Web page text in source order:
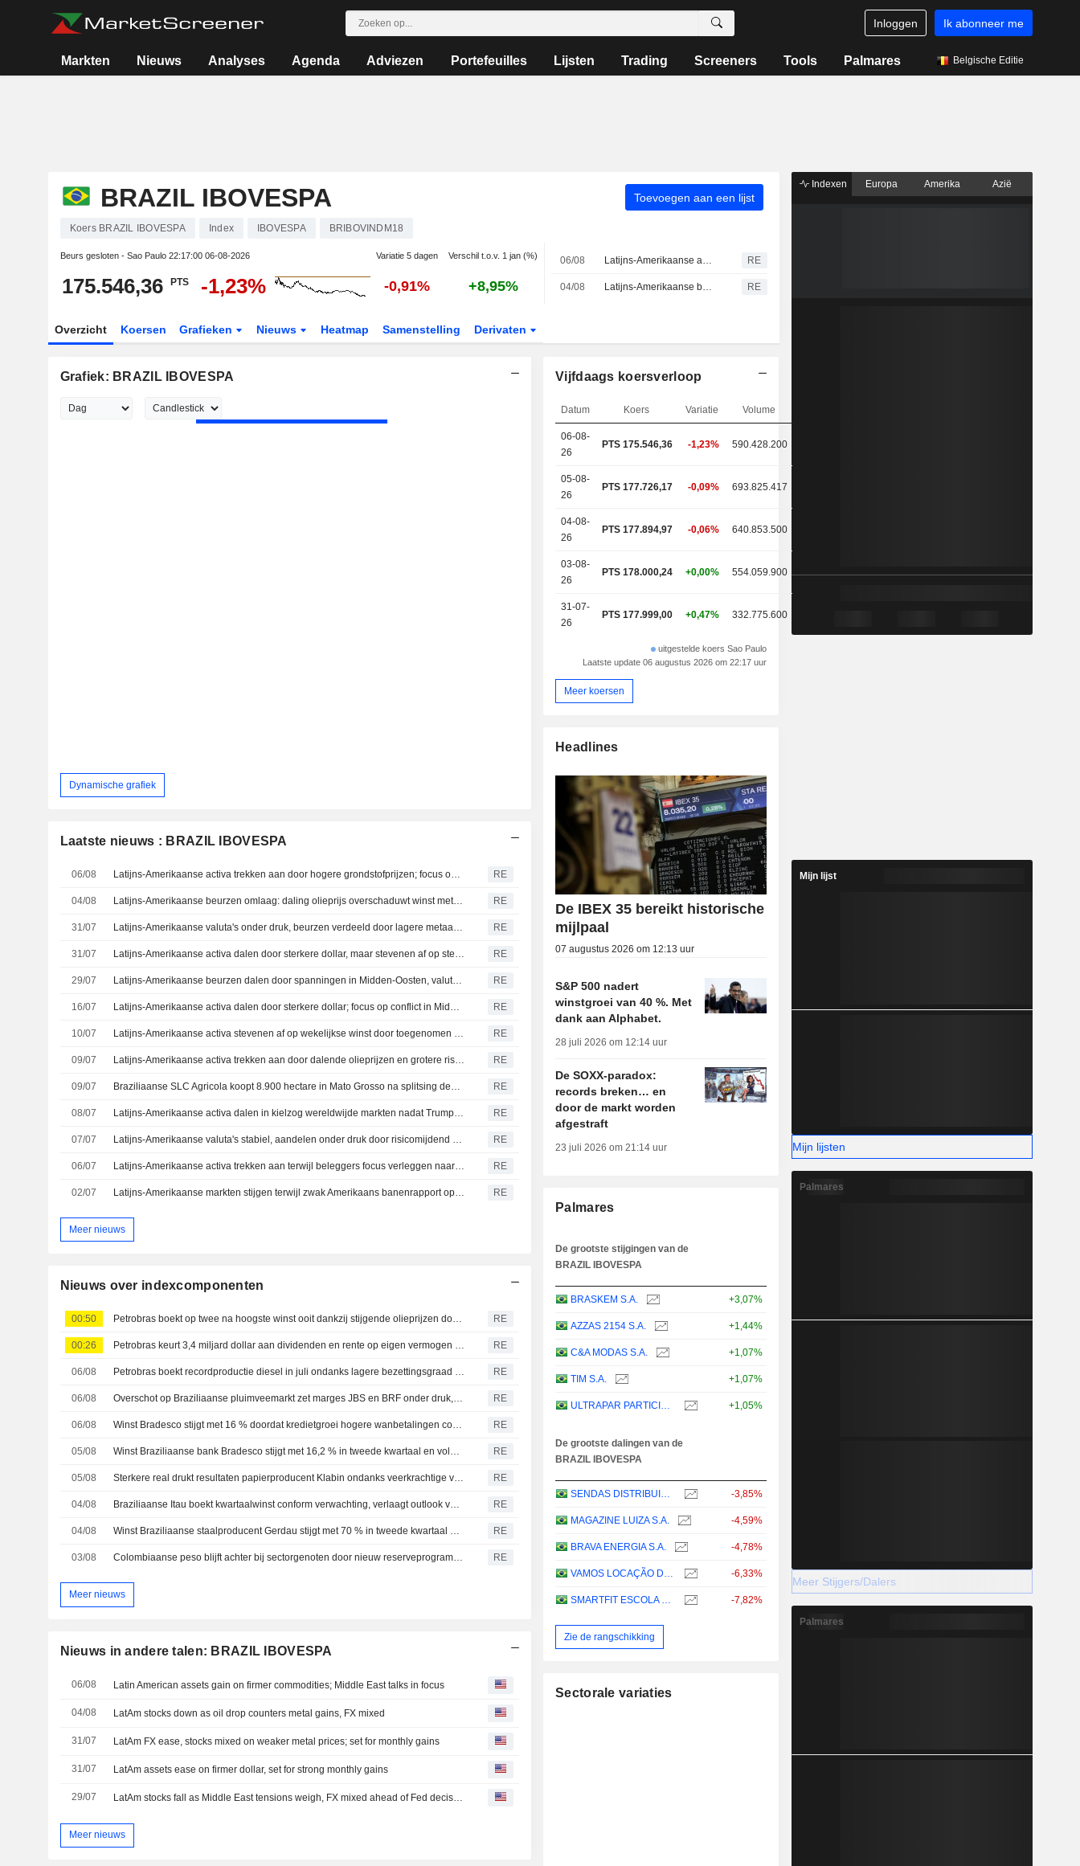
Inloggen Ik abonneer me
Markten Nieuws Analyses Agenda Adviezen Portefeuilles Lijsten Trading Screeners Tools Palmares Belgische Editie
BRAZIL IBOVESPA Toevoegen aan een lijst
Koers BRAZIL IBOVESPA Index IBOVESPA BRIBOVINDM18
Beurs gesloten - Sao Paulo 22:17:00 06-08-2026 Variatie 5 dagen Verschil t.o.v. 1 jan (%)
175.546,36 PTS -1,23% -0,91% +8,95%
06/08 Latijns-Amerikaanse activa trekken aan door hogere grondstofprijzen; focus op gesprekken in het Midden-Oosten RE
04/08 Latijns-Amerikaanse beurzen omlaag: daling olieprijs overschaduwt winst metalen RE
Overzicht Koersen Grafieken Nieuws Heatmap Samenstelling Derivaten
Grafiek: BRAZIL IBOVESPA
Dynamische grafiek
Laatste nieuws : BRAZIL IBOVESPA
06/08 Latijns-Amerikaanse activa trekken aan door hogere grondstofprijzen; focus op gesprekken in het Midden-Oosten RE
04/08 Latijns-Amerikaanse beurzen omlaag: daling olieprijs overschaduwt winst metalen RE
31/07 Latijns-Amerikaanse valuta's onder druk, beurzen verdeeld door lagere metaalprijzen; maandwinsten in zicht RE
31/07 Latijns-Amerikaanse activa dalen door sterkere dollar, maar stevenen af op sterke maandwinsten RE
29/07 Latijns-Amerikaanse beurzen dalen door spanningen in Midden-Oosten, valuta's verdeeld in afwachting van Fed-besluit RE
16/07 Latijns-Amerikaanse activa dalen door sterkere dollar; focus op conflict in Midden-Oosten RE
10/07 Latijns-Amerikaanse activa stevenen af op wekelijkse winst door toegenomen risicobereidheid RE
09/07 Latijns-Amerikaanse activa trekken aan door dalende olieprijzen en grotere risicobereidheid RE
09/07 Braziliaanse SLC Agricola koopt 8.900 hectare in Mato Grosso na splitsing deal met Cosan RE
08/07 Latijns-Amerikaanse activa dalen in kielzog wereldwijde markten nadat Trump Iran-deal beëindigt RE
07/07 Latijns-Amerikaanse valuta's stabiel, aandelen onder druk door risicomijdend sentiment RE
06/07 Latijns-Amerikaanse activa trekken aan terwijl beleggers focus verleggen naar rentebesluiten RE
02/07 Latijns-Amerikaanse markten stijgen terwijl zwak Amerikaans banenrapport op dollar weegt RE
Meer nieuws
Nieuws over indexcomponenten
00:50 Petrobras boekt op twee na hoogste winst ooit dankzij stijgende olieprijzen door conflict in Midden-Oosten RE
00:26 Petrobras keurt 3,4 miljard dollar aan dividenden en rente op eigen vermogen goed RE
06/08 Petrobras boekt recordproductie diesel in juli ondanks lagere bezettingsgraad raffinaderijen RE
06/08 Overschot op Braziliaanse pluimveemarkt zet marges JBS en BRF onder druk, aldus JPMorgan RE
06/08 Winst Bradesco stijgt met 16 % doordat kredietgroei hogere wanbetalingen compenseert RE
05/08 Winst Braziliaanse bank Bradesco stijgt met 16,2 % in tweede kwartaal en voldoet aan verwachtingen RE
05/08 Sterkere real drukt resultaten papierproducent Klabin ondanks veerkrachtige vraag RE
04/08 Braziliaanse Itau boekt kwartaalwinst conform verwachting, verlaagt outlook voor provisies en verzekeringen RE
04/08 Winst Braziliaanse staalproducent Gerdau stijgt met 70 % in tweede kwartaal en voldoet aan verwachtingen RE
03/08 Colombiaanse peso blijft achter bij sectorgenoten door nieuw reserveprogramma van 4 miljard dollar RE
Meer nieuws
Nieuws in andere talen: BRAZIL IBOVESPA
06/08 Latin American assets gain on firmer commodities; Middle East talks in focus
04/08 LatAm stocks down as oil drop counters metal gains, FX mixed
31/07 LatAm FX ease, stocks mixed on weaker metal prices; set for monthly gains
31/07 LatAm assets ease on firmer dollar, set for strong monthly gains
29/07
Meer nieuws
Vijfdaags koersverloop
Datum Koers Variatie Volume
06-08-
26
PTS 175.546,36 -1,23% 590.428.200
05-08-
26
PTS 177.726,17 -0,09% 693.825.417
04-08-
26
PTS 177.894,97 -0,06% 640.853.500
03-08-
26
PTS 178.000,24 +0,00% 554.059.900
31-07-
26
PTS 177.999,00 +0,47% 332.775.600
uitgestelde koers Sao Paulo
Laatste update 06 augustus 2026 om 22:17 uur
Meer koersen
Headlines
De IBEX 35 bereikt historische
mijlpaal
07 augustus 2026 om 12:13 uur
S&P 500 nadert
winstgroei van 40 %. Met
dank aan Alphabet.
28 juli 2026 om 12:14 uur
De SOXX-paradox:
records breken… en
door de markt worden
afgestraft
23 juli 2026 om 21:14 uur
Palmares
De grootste stijgingen van de
BRAZIL IBOVESPA
BRASKEM S.A. +3,07%
AZZAS 2154 S.A. +1,44%
C&A MODAS S.A. +1,07%
TIM S.A. +1,07%
ULTRAPAR PARTICIPACOES S.A. +1,05%
De grootste dalingen van de
BRAZIL IBOVESPA
SENDAS DISTRIBUIDORA S.A. -3,85%
MAGAZINE LUIZA S.A. -4,59%
BRAVA ENERGIA S.A. -4,78%
VAMOS LOCAÇÃO DE CAMINHÕES, MÁQUINAS E EQUIPAMENTOS S.A. -6,33%
SMARTFIT ESCOLA DE GINÁSTICA E DANÇA S.A. -7,82%
Zie de rangschikking
Sectorale variaties
Indexen Europa Amerika Azië
Mijn lijst
Mijn lijsten
Palmares
Meer Stijgers/Dalers
Palmares